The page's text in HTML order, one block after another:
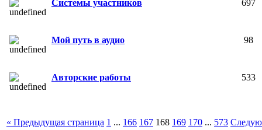
Системы участников 697
Мой путь в аудио 98
Авторские работы 533
« Предыдущая страница 1 ... 166 167 168 169 170 ... 573